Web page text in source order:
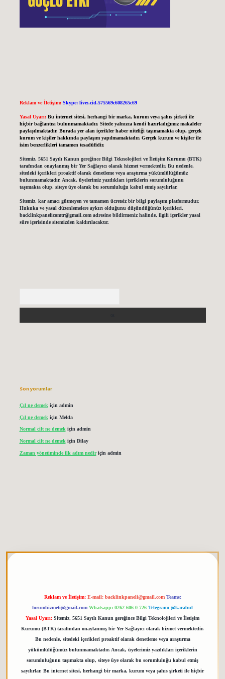
Reklam ve İletişim: Skype: live:.cid.575569c608265c69
Yasal Uyarı: Bu internet sitesi, herhangi bir marka, kurum veya şahıs şirketi ile
hiçbir bağlantısı bulunmamaktadır. Sitede yalnızca kendi hazırladığımız makaleler
paylaşılmaktadır. Burada yer alan içerikler haber niteliği taşımamakta olup, gerçek
kurum ve kişiler hakkında paylaşım yapılmamaktadır. Gerçek kurum ve kişiler ile
isim benzerlikleri tamamen tesadüfidir.
Sitemiz, 5651 Sayılı Kanun gereğince Bilgi Teknolojileri ve İletişim Kurumu (BTK)
tarafından onaylanmış bir Yer Sağlayıcı olarak hizmet vermektedir. Bu nedenle,
sitedeki içerikleri proaktif olarak denetleme veya araştırma yükümlülüğümüz
bulunmamaktadır. Ancak, üyelerimiz yazdıkları içeriklerin sorumluluğunu
taşımakta olup, siteye üye olarak bu sorumluluğu kabul etmiş sayılırlar.
Sitemiz, kar amacı gütmeyen ve tamamen ücretsiz bir bilgi paylaşım platformudur.
Hukuka ve yasal düzenlemelere aykırı olduğunu düşündüğünüz içerikleri,
backlinkpanelicomtr@gmail.comadresine bildirmeniz halinde, ilgili içerikler yasal
süre içerisinde sitemizden kaldırılacaktır.
Son yorumlar
Çıl ne demek için admin
Çıl ne demek için Melda
Normal cilt ne demekiçin admin
Normal cilt ne demek için Dilay
Zaman yönetiminde ilk adım nediriçin admin
Reklam ve İletişim: E-mail: backlinkpaneli@gmail.com Teams:
forumhizmeti@gmail.com Whatsapp: 0262 606 0 726 Telegram: @karabul
Yasal Uyarı: Sitemiz, 5651 Sayılı Kanun gereğince Bilgi Teknolojileri ve İletişim
Kurumu (BTK) tarafından onaylanmış bir Yer Sağlayıcı olarak hizmet vermektedir.
Bu nedenle, sitedeki içerikleri proaktif olarak denetleme veya araştırma
yükümlülüğümüz bulunmamaktadır. Ancak, üyelerimiz yazdıkları içeriklerin
sorumluluğunu taşımakta olup, siteye üye olarak bu sorumluluğu kabul etmiş
sayılırlar. Bu internet sitesi, herhangi bir marka, kurum veya şahıs şirketi ile hiçbir